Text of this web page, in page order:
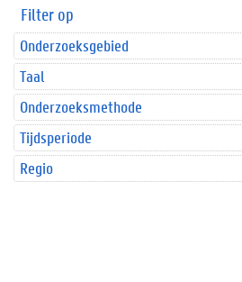
Filter op
Onderzoeksgebied
Taal
Onderzoeksmethode
Tijdsperiode
Regio